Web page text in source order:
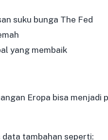
suku bunga The Fed
yang membaik
Eropa bisa menjadi
tambahan seperti: